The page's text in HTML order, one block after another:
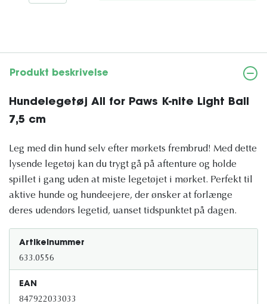
Produkt beskrivelse
Hundelegetøj All for Paws K-nite Light Ball
7,5 cm
Leg med din hund selv efter mørkets frembrud! Med dette
lysende legetøj kan du trygt gå på aftenture og holde
spillet i gang uden at miste legetøjet i mørket. Perfekt til
aktive hunde og hundeejere, der ønsker at forlænge
deres udendørs legetid, uanset tidspunktet på dagen.
Artikelnummer
633.0556
EAN
847922033033